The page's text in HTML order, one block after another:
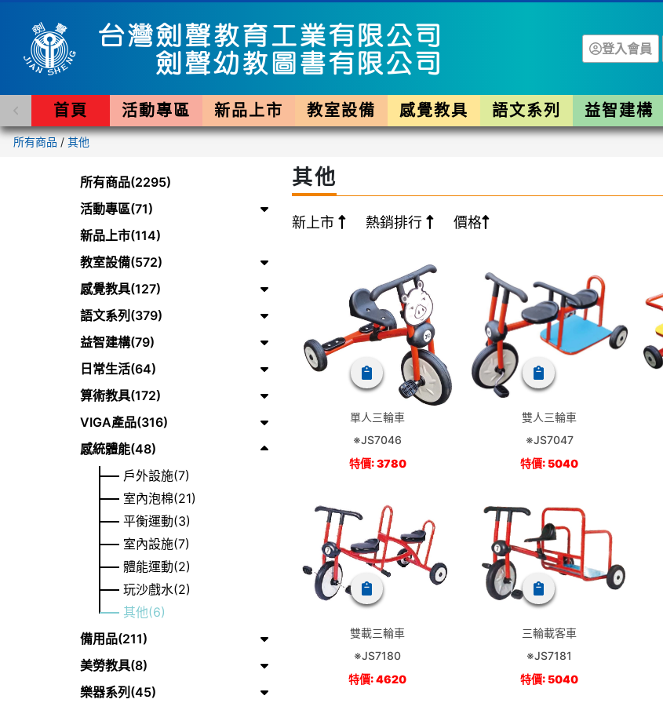
登入會員
首頁 活動專區 新品上市 教室設備 感覺教具 語文系列 益智建構
所有商品 / 其他
所有商品(2295)
活動專區(71)
新品上市(114)
教室設備(572)
感覺教具(127)
語文系列(379)
益智建構(79)
日常生活(64)
算術教具(172)
VIGA產品(316)
感統體能(48)
戶外設施(7)
室內泡棉(21)
平衡運動(3)
室內設施(7)
體能運動(2)
玩沙戲水(2)
其他(6)
備用品(211)
美勞教具(8)
樂器系列(45)
其他
新上市 熱銷排行 價格
單人三輪車
※JS7046
特價: 3780
雙人三輪車
※JS7047
特價: 5040
雙載三輪車
※JS7180
特價: 4620
三輪載客車
※JS7181
特價: 5040